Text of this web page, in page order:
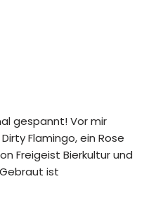
gespannt! Vor mir
Flamingo, ein Rose
Freigeist Bierkultur und
ist